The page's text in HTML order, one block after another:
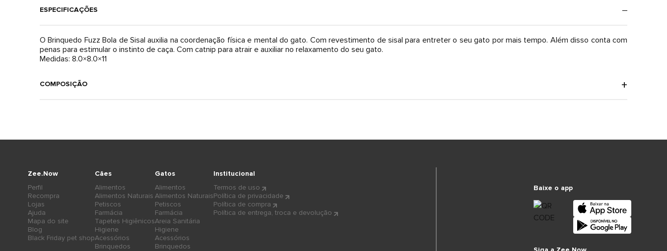
ESPECIFICAÇÕES
O Brinquedo Fuzz Bola de Sisal auxilia na coordenação física e mental do gato. Com revestimento de sisal para entreter o seu gato por mais tempo. Além disso conta com
penas para estimular o instinto de caça. Com catnip para atrair e auxiliar no relaxamento do seu gato.
Medidas: 8.0×8.0×11
COMPOSIÇÃO
Cães
Alimentos
Alimentos Naturais
Petiscos
Farmácia
Tapetes Higiênicos
Higiene
Acessórios
Brinquedos
Gatos
Alimentos
Alimentos Naturais
Petiscos
Farmácia
Areia Sanitária
Higiene
Acessórios
Brinquedos
Zee.Now
Perfil
Recompra
Lojas
Ajuda
Mapa do site
Blog
Black Friday pet shop
Institucional
Termos de uso
Política de privacidade
Política de compra
Política de entrega, troca e devolução
Baixe o app